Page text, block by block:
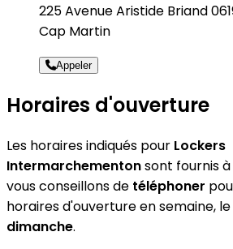
225 Avenue Aristide Briand
Cap Martin
Appeler
Horaires d'ouverture
Les horaires indiqués pour Lockers
Intermarchementonsont fournis
vous conseillons de téléphoner
horaires d'ouverture en semaine, le
dimanche.